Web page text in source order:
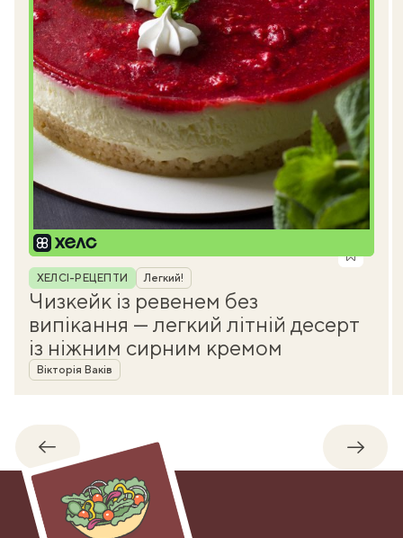
Рубрика
ХЕЛСІ-РЕЦЕПТИ Легкий!
Чизкейк із ревенем без
випікання — легкий літній десерт
із ніжним сирним кремом
Автор
Вікторія Ваків
Назад